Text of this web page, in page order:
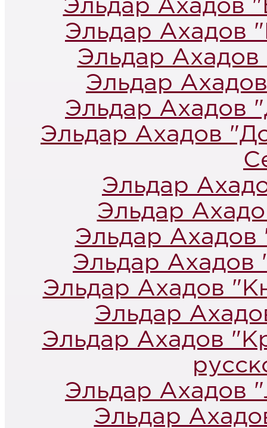
Эльдар Ахадов
Эльдар Ахадов
Эльдар Ахадов
Эльдар
Эльдар Ахадов
Эльдар Ахадов
Эльдар
Эльдар
Эльдар
Эльдар Ахадов
Эльдар Ахадов
Эльдар
Эльдар Ахадов
Эльдар Ахадов
Эльдар